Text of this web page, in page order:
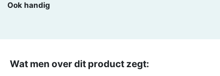
Ook handig
Wat men over dit product zegt: